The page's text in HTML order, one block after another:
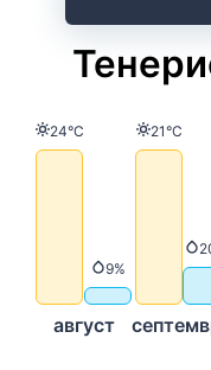
август
Температура
24°C
Валежи
9%
21°C